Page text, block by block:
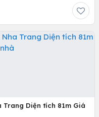
81m Giá